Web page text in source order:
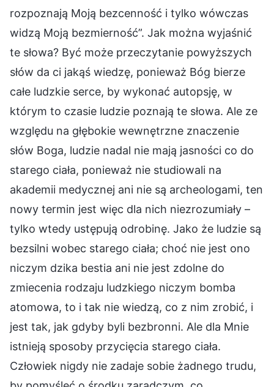
rozpoznają Moją bezcenność i tylko wówczas
widzą Moją bezmierność”. Jak można wyjaśnić
te słowa? Być może przeczytanie powyższych
słów da ci jakąś wiedzę, ponieważ Bóg bierze
całe ludzkie serce, by wykonać autopsję, w
którym to czasie ludzie poznają te słowa. Ale ze
względu na głębokie wewnętrzne znaczenie
słów Boga, ludzie nadal nie mają jasności co do
starego ciała, ponieważ nie studiowali na
akademii medycznej ani nie są archeologami, ten
nowy termin jest więc dla nich niezrozumiały –
tylko wtedy ustępują odrobinę. Jako że ludzie są
bezsilni wobec starego ciała; choć nie jest ono
niczym dzika bestia ani nie jest zdolne do
zmiecenia rodzaju ludzkiego niczym bomba
atomowa, to i tak nie wiedzą, co z nim zrobić, i
jest tak, jak gdyby byli bezbronni. Ale dla Mnie
istnieją sposoby przycięcia starego ciała.
Człowiek nigdy nie zadaje sobie żadnego trudu,